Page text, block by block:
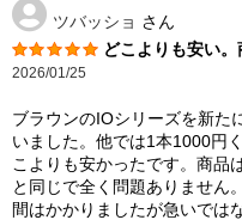
ツバッショ さん
どこよりも安い
2026/01/25
ブラウンのIOシリーズを新た
いました。他では1本1000円
こよりも安かったです。商品
と同じで全く問題ありません
間はかかりましたが急いでは